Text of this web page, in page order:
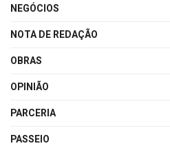
NEGÓCIOS
NOTA DE REDAÇÃO
OBRAS
OPINIÃO
PARCERIA
PASSEIO